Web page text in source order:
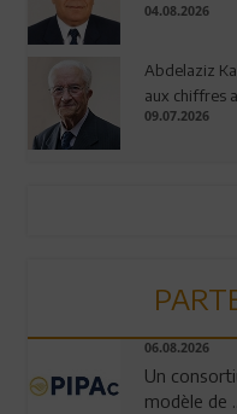
04.08.2026
Abdelaziz
aux chiffres
09.07.2026
06.08.2026
Un
modèle de